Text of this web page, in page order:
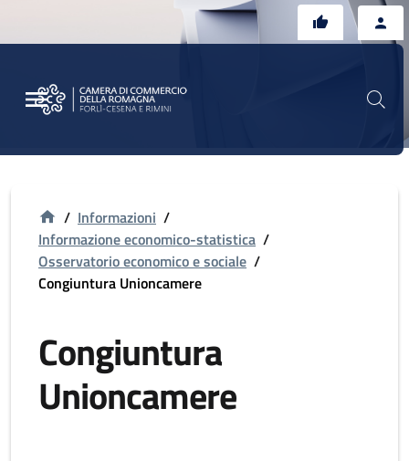
/ Informazioni /
Informazione economico-statistica /
Osservatorio economico e sociale /
Congiuntura Unioncamere
Congiuntura
Unioncamere